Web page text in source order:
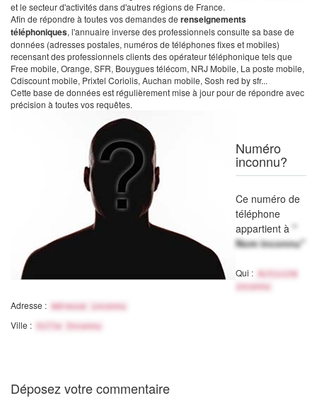
et le secteur d'activités dans d'autres régions de France.
Afin de répondre à toutes vos demandes de renseignements
téléphoniques, l'annuaire inverse des professionnels consulte sa base de
données (adresses postales, numéros de téléphones fixes et mobiles)
recensant des professionnels clients des opérateur téléphonique tels que
Free mobile, Orange, SFR, Bouygues télécom, NRJ Mobile, La poste mobile,
Cdiscount mobile, Prixtel Coriolis, Auchan mobile, Sosh red by sfr...
Cette base de données est régulièrement mise à jour pour de répondre avec
précision à toutes vos requêtes.
Numéro
inconnu?
Ce numéro de
téléphone
appartient à "
Nom inconnu"
Qui :
Activité
inconnu
Adresse : Adresse inconnu
Ville : Ville Inconnu
Déposez votre commentaire